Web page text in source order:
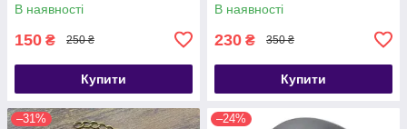
В наявності
150 ₴ 250 ₴
Купити
В наявності
230 ₴ 350 ₴
Купити
–31% –24%